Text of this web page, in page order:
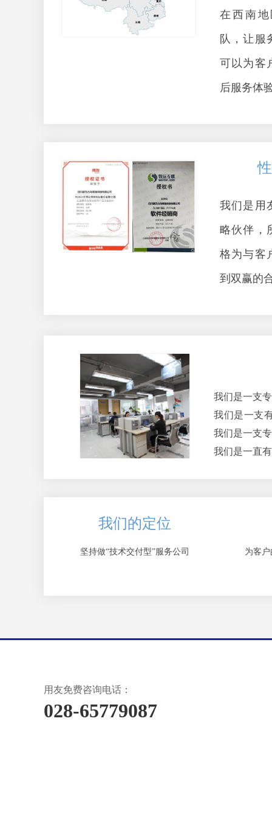
在西南
队，让服
可以为客
后服务体
我们是用
略伙伴，
格为与客
到双赢的
我们是一支
我们是一支
力。
我们是一支
我们是一直
我们的定位
坚持做“技术交付型”服务公司 为客
用友免费咨询电话：
028-65779087